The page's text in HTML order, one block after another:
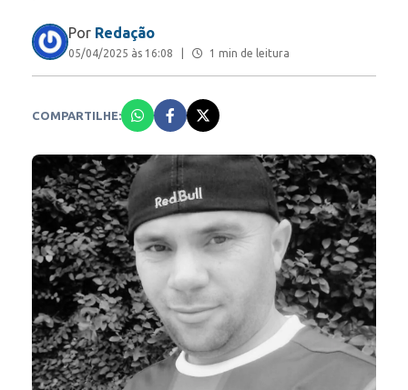
Por Redação
05/04/2025 às 16:08 1 min de leitura
COMPARTILHE: